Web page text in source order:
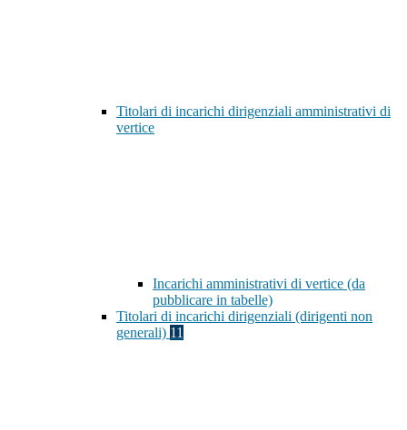
Titolari di incarichi dirigenziali amministrativi di
vertice
Incarichi amministrativi di vertice (da
pubblicare in tabelle)
Titolari di incarichi dirigenziali (dirigenti non
generali) 11